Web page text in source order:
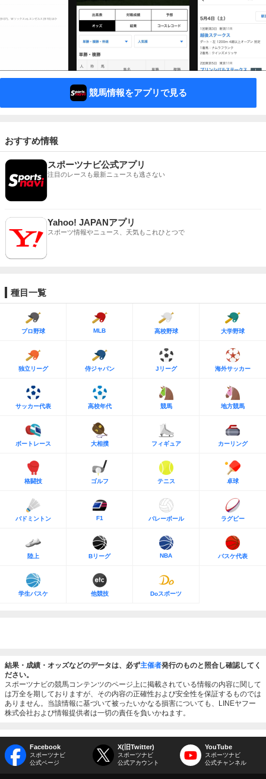
競馬情報をアプリで見る
おすすめ情報
スポーツナビ公式アプリ
注目のレースも最新ニュースも逃さない
Yahoo! JAPANアプリ
スポーツ情報やニュース、天気もこれひとつで
種目一覧
プロ野球 MLB 高校野球 大学野球
独立リーグ 侍ジャパン Jリーグ 海外サッカー
サッカー代表 高校年代 競馬 地方競馬
ボートレース 大相撲 フィギュア カーリング
格闘技 ゴルフ テニス 卓球
バドミントン F1 バレーボール ラグビー
陸上 Bリーグ NBA バスケ代表
学生バスケ 他競技 Doスポーツ
結果・成績・オッズなどのデータは、必ず主催者発行のものと照合し確認してく
ださい。
スポーツナビの競馬コンテンツのページ上に掲載されている情報の内容に関して
は万全を期しておりますが、その内容の正確性および安全性を保証するものでは
ありません。当該情報に基づいて被ったいかなる損害についても、LINEヤフー
株式会社および情報提供者は一切の責任を負いかねます。
Facebook
スポーツナビ
公式ページ
X(旧Twitter)
スポーツナビ
公式アカウント
YouTube
スポーツナビ
公式チャンネル